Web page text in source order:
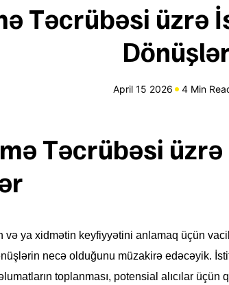
Təcrübəsi üzrə
April 15 2026 4 Min
Təcrübəsi
və ya xidmətin keyfiyyətini anlamaq üçün
necə olduğunu müzakirə edəcəyik.
toplanması, potensial alıcılar